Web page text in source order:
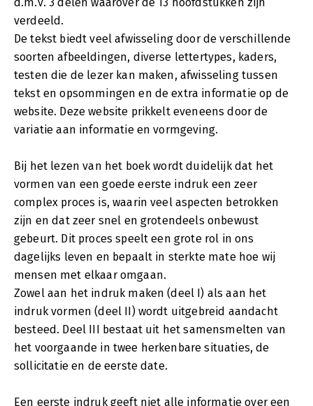
verdeeld.
De tekst biedt veel afwisseling door de verschillende
soorten afbeeldingen, diverse lettertypes, kaders,
testen die de lezer kan maken, afwisseling tussen
tekst en opsommingen en de extra informatie op de
website. Deze website prikkelt eveneens door de
variatie aan informatie en vormgeving.
Bij het lezen van het boek wordt duidelijk dat het
vormen van een goede eerste indruk een zeer
complex proces is, waarin veel aspecten betrokken
zijn en dat zeer snel en grotendeels onbewust
gebeurt. Dit proces speelt een grote rol in ons
dagelijks leven en bepaalt in sterkte mate hoe wij
mensen met elkaar omgaan.
Zowel aan het indruk maken (deel I) als aan het
indruk vormen (deel II) wordt uitgebreid aandacht
besteed. Deel III bestaat uit het samensmelten van
het voorgaande in twee herkenbare situaties, de
sollicitatie en de eerste date.
Een eerste indruk geeft niet alle informatie over een